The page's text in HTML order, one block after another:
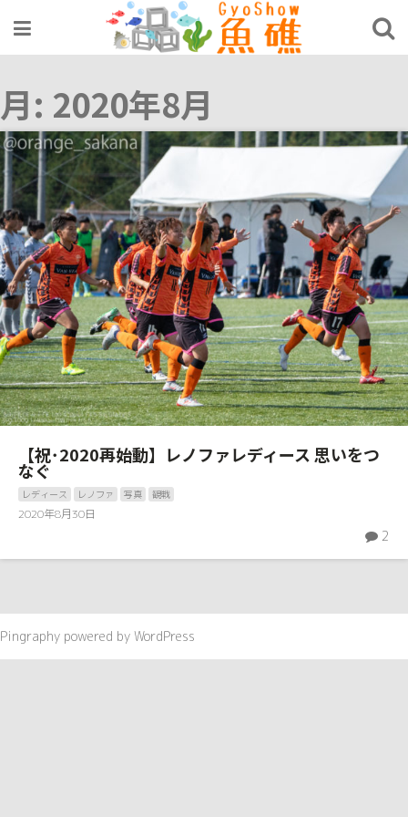
月: 2020年8月
【祝･2020再始動】レノファレディース 思いをつ
なぐ
レディース レノファ 写真 観戦
2020年8月30日
2
Pingraphy powered by WordPress